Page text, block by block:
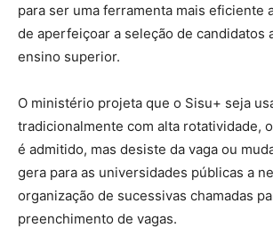
para ser uma ferramenta mais eficiente
de aperfeiçoar a seleção de candidatos
ensino superior.
O ministério projeta que o Sisu+ seja
tradicionalmente com alta rotatividade,
é admitido, mas desiste da vaga ou
gera para as universidades públicas a
organização de sucessivas chamadas
preenchimento de vagas.